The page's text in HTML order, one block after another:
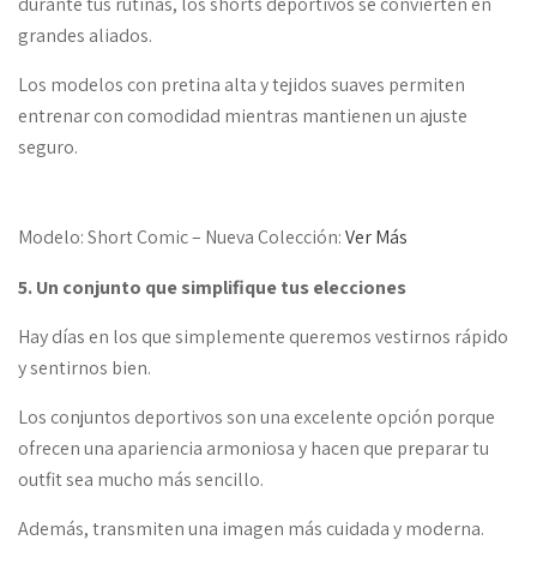
grandes aliados.
Los modelos con pretina alta y tejidos suaves permiten
entrenar con comodidad mientras mantienen un ajuste
seguro.
Modelo: Short Comic – Nueva Colección:Ver Más
5. Un conjunto que simplifique tus elecciones
Hay días en los que simplemente queremos vestirnos rápido
y sentirnos bien.
Los conjuntos deportivos son una excelente opción porque
ofrecen una apariencia armoniosa y hacen que preparar tu
outfit sea mucho más sencillo.
Además, transmiten una imagen más cuidada y moderna.